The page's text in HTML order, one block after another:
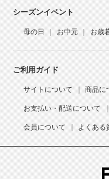
シーズンイベント
母の日 お中元 お歳
ご利用ガイド
サイトについて 商品に
お支払い・配送について
会員について よくある